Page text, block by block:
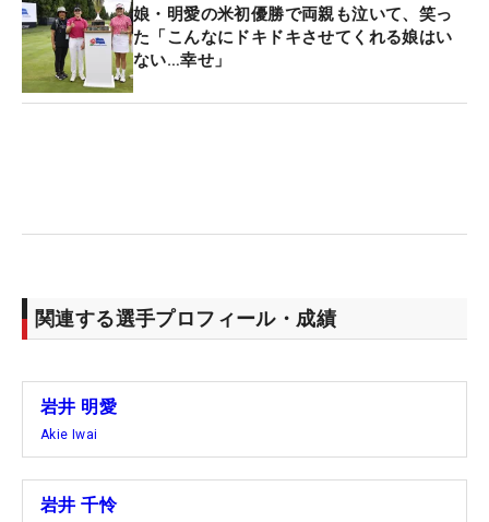
――誰かが『絶対に海外に行くぞ！』と熱心に音頭
を取るわけでもなく
たい。いつになるか分からないけれど、それまでチ
ームで上がっていければいいな」
千怜「正直、エントリーはしていたけれど、本当に
娘・明愛の米初優勝で両親も泣いて、笑っ
た「こんなにドキドキさせてくれる娘はい
ない…幸せ」
関連する選手プロフィール・成績
岩井 明愛
Akie Iwai
岩井 千怜